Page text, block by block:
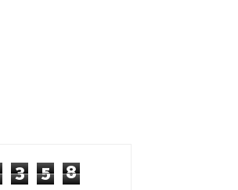
3 5 8